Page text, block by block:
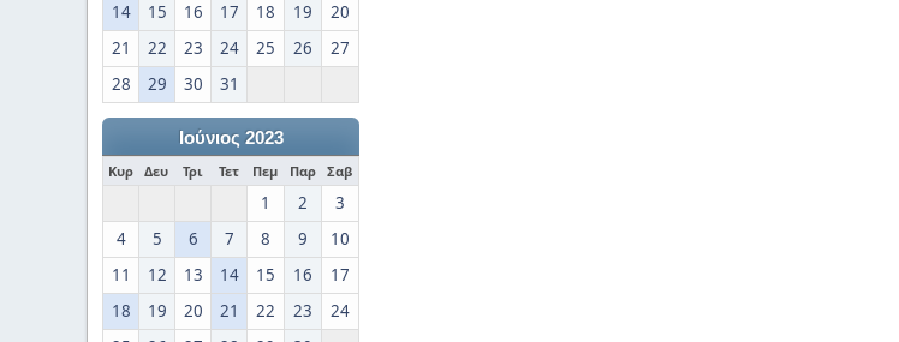
14
15 16 17 18 19
20
21
22 23 24 25 26
27
28
29 30 31
Ιούνιος 2023
Κυρ Δευ Τρι Τετ Πεμ Παρ Σαβ
1 2
3
4
5 6 7 8 9
10
11
12 13 14 15 16
17
18
19 20 21 22 23
24